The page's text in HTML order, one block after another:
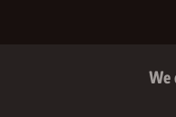
We